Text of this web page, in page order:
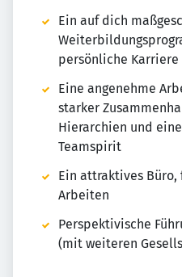
Ein auf dich
persönliche
Eine angenehme
starker
Hierarchien und
Teamspirit
Ein attraktives
Arbeiten
Perspektivische
(mit weiteren